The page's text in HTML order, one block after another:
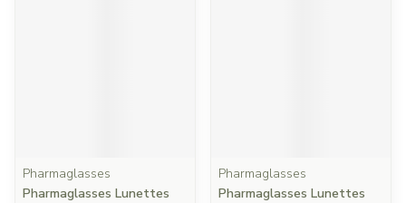
Pharmaglasses
Pharmaglasses Lunettes
Pharmaglasses
Pharmaglasses Lunettes